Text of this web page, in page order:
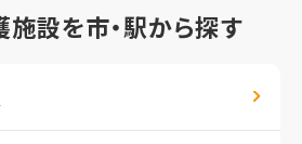
設を市・駅から探す